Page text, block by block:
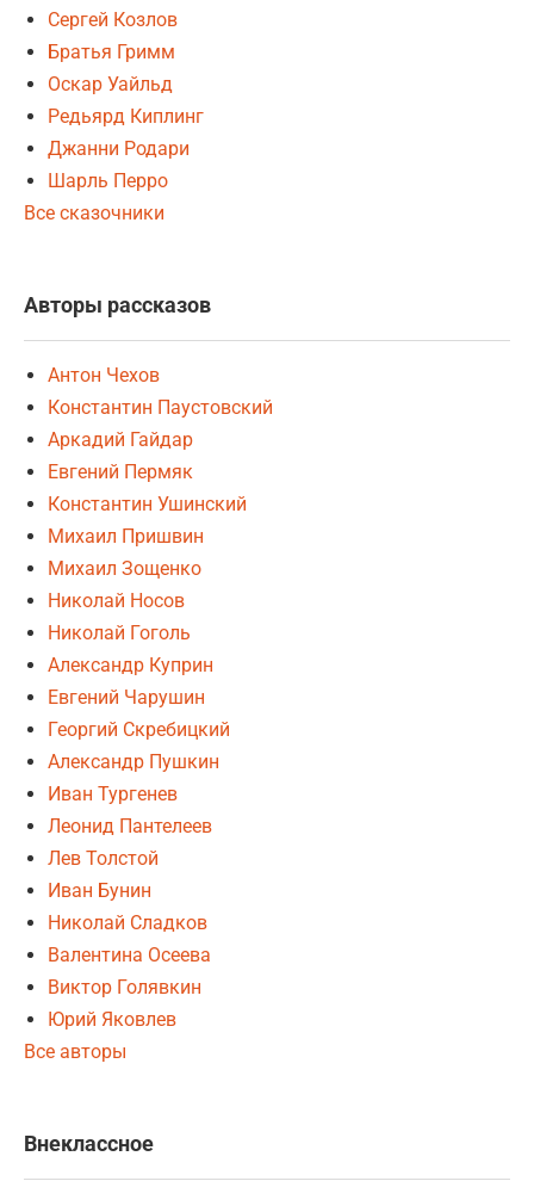
Сергей Козлов
Братья Гримм
Оскар Уайльд
Редьярд Киплинг
Джанни Родари
Шарль Перро
Все сказочники
Авторы рассказов
Антон Чехов
Константин Паустовский
Аркадий Гайдар
Евгений Пермяк
Константин Ушинский
Михаил Пришвин
Михаил Зощенко
Николай Носов
Николай Гоголь
Александр Куприн
Евгений Чарушин
Георгий Скребицкий
Александр Пушкин
Иван Тургенев
Леонид Пантелеев
Лев Толстой
Иван Бунин
Николай Сладков
Валентина Осеева
Виктор Голявкин
Юрий Яковлев
Все авторы
Внеклассное